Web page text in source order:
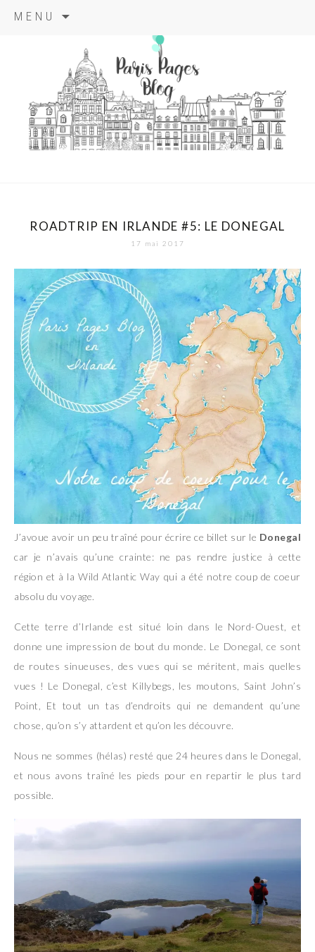
MENU
principal
paris pages
blog
ROADTRIP EN IRLANDE #5: LE DONEGAL
17 mai 2017
J’avoue avoir un peu traîné pour écrire ce billet sur le Donegal
car je n’avais qu’une crainte: ne pas rendre justice à cette
région et à la Wild Atlantic Way qui a été notre coup de coeur
absolu du voyage.
Cette terre d’Irlande est situé loin dans le Nord-Ouest, et
donne une impression de bout du monde. Le Donegal, ce sont
de routes sinueuses, des vues qui se méritent, mais quelles
vues ! Le Donegal, c’est Killybegs, les moutons, Saint John’s
Point, Et tout un tas d’endroits qui ne demandent qu’une
chose, qu’on s’y attardent et qu’on les découvre.
Nous ne sommes (hélas) resté que 24 heures dans le Donegal,
et nous avons traîné les pieds pour en repartir le plus tard
possible.